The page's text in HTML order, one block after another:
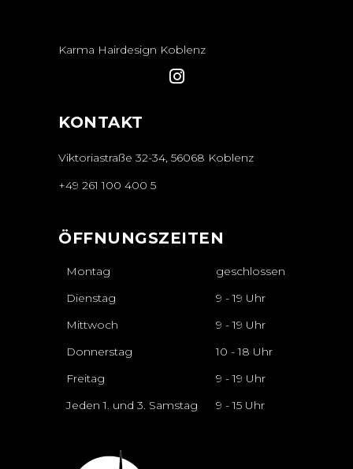
Karma Hairdesign Koblenz
KONTAKT
Viktoriastraße 32-34, 56068 Koblenz
+49 261 100 400 5
ÖFFNUNGSZEITEN
Montag
geschlossen
Dienstag
9 - 19 Uhr
Mittwoch
9 - 19 Uhr
Donnerstag
10 - 18 Uhr
Freitag
9 - 19 Uhr
Jeden 1. und 3. Samstag
9 - 15 Uhr